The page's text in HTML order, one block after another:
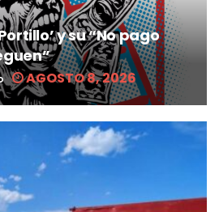
y su “No pago
AGOSTO 8, 2026